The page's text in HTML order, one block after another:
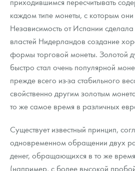
каждом типе монеты, с которым
Независимость от Испании
властей Нидерландов создание
формы торговой монеты. Золотой
быстро стал очень популярной
прежде всего из-за стабильного
свойственно другим золотым
то же самое время в различных
Существует известный принцип,
одновременном обращении двух
денег, обращающихся в то же
(например, с более высокой